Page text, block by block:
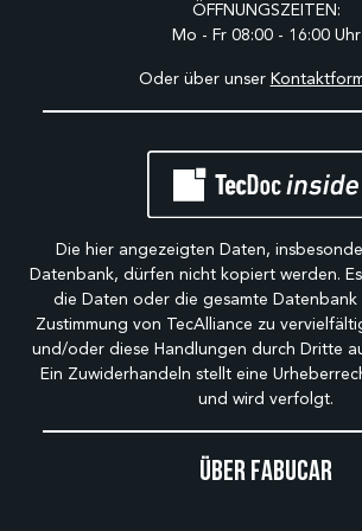
Über Fabucar
ÖFFNUNGSZEITEN:
Mo - Fr 08:00 - 16:00 Uhr
Oder über unser
Die hier angezeigten Daten,
Datenbank, dürfen nicht kopiert werden.
die Daten oder die gesamte
Zustimmung von TecAlliance zu
und/oder diese Handlungen durch Dritte
Ein Zuwiderhandeln stellt eine
und wird verfolgt.